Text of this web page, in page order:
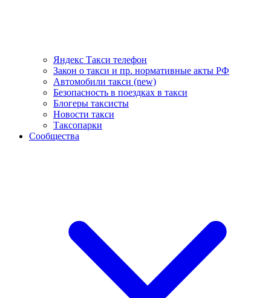
Яндекс Такси телефон
Закон о такси и пр. нормативные акты РФ
Автомобили такси (new)
Безопасность в поездках в такси
Блогеры таксисты
Новости такси
Таксопарки
Сообщества